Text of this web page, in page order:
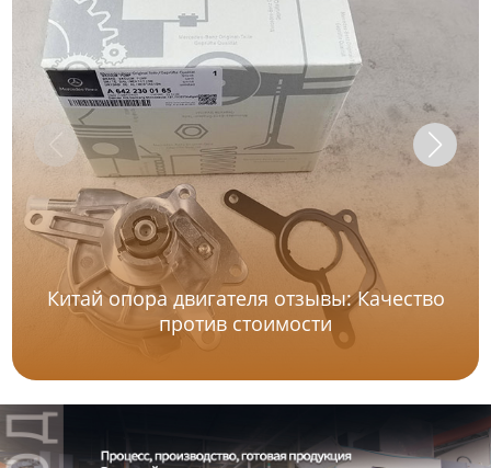
Китай опора двигателя отзывы: Качество
против стоимости